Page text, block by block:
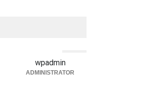
wpadmin
ADMINISTRATOR